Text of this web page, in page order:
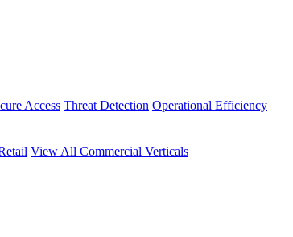
Access Threat Detection Operational Efficiency
View All Commercial Verticals